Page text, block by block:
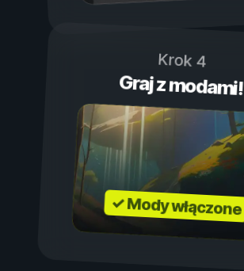
Krok 4
Graj z modami!
✓ Mody włączone